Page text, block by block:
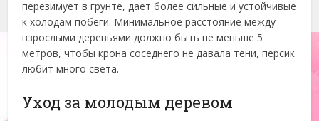
перезимует в грунте, дает более сильные и устойчивые
к холодам побеги. Минимальное расстояние между
взрослыми деревьями должно быть не меньше 5
метров, чтобы крона соседнего не давала тени, персик
любит много света.
Уход за молодым деревом